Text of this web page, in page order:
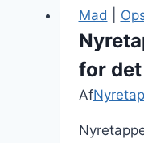
Mad
for
Af